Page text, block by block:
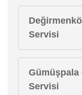
Servisi
Gümüşpala
Servisi